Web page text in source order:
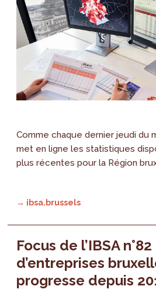
Comme chaque dernier jeudi du
met en ligne les statistiques
plus récentes pour la Région
→ ibsa.brussels
Focus de l’IBSA
d’entreprises
progresse depuis